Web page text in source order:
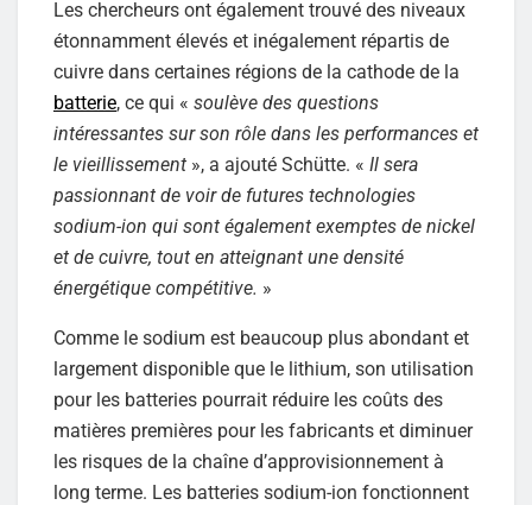
Les chercheurs ont également trouvé des niveaux
étonnamment élevés et inégalement répartis de
cuivre dans certaines régions de la cathode de la
batterie, ce qui « soulève des questions
intéressantes sur son rôle dans les performances et
le vieillissement », a ajouté Schütte. « Il sera
passionnant de voir de futures technologies
sodium-ion qui sont également exemptes de nickel
et de cuivre, tout en atteignant une densité
énergétique compétitive. »
Comme le sodium est beaucoup plus abondant et
largement disponible que le lithium, son utilisation
pour les batteries pourrait réduire les coûts des
matières premières pour les fabricants et diminuer
les risques de la chaîne d’approvisionnement à
long terme. Les batteries sodium-ion fonctionnent